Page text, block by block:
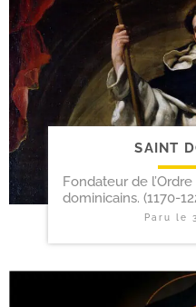
SAINT
Fondateur de
dominicains. (1170-
Paru le